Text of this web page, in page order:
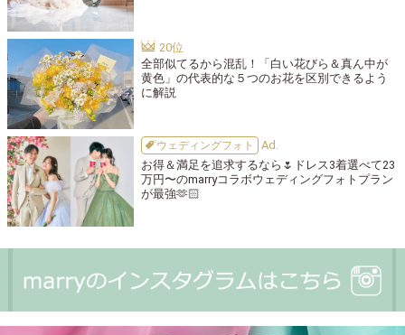
全部似てるから混乱！「白い花びら＆真ん中が
黄色」の代表的な５つのお花を区別できるよう
に解説
ウェディングフォト
お得＆満足を追求するなら🌷ドレス3着選べて23
万円〜のmarryコラボウェディングフォトプラン
が最強🫶🏻